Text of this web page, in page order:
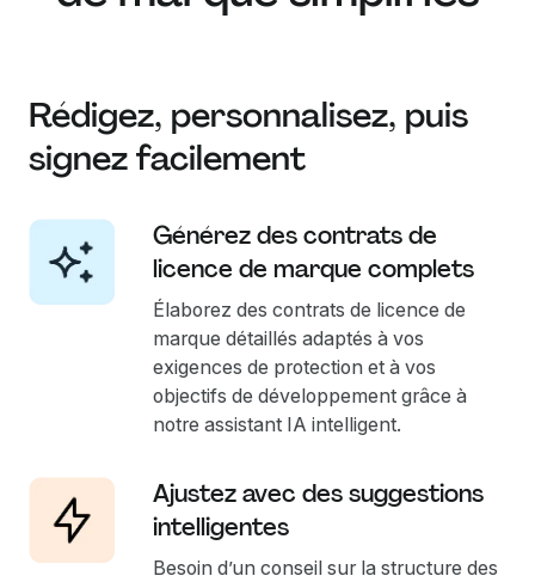
Rédigez, personnalisez, puis
signez facilement
Générez des contrats de
licence de marque complets
Élaborez des contrats de licence de
marque détaillés adaptés à vos
exigences de protection et à vos
objectifs de développement grâce à
notre assistant IA intelligent.
Ajustez avec des suggestions
intelligentes
Besoin d’un conseil sur la structure des